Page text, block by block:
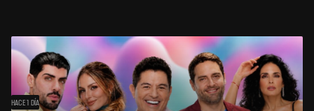
HACE 1 DÍA